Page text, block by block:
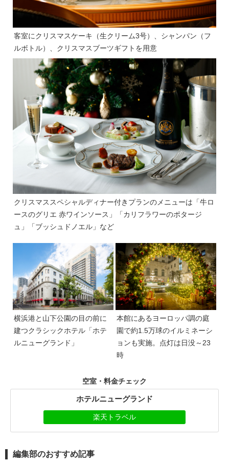
客室にクリスマスケーキ（生クリーム3号）、シャンパン（フ
ルボトル）、クリスマスブーツギフトを用意
クリスマススペシャルディナー付きプランのメニューは「牛ロ
ースのグリエ 赤ワインソース」「カリフラワーのポタージ
ュ」「ブッシュドノエル」など
横浜港と山下公園の目の前に
建つクラシックホテル「ホテ
ルニューグランド」
本館にあるヨーロッパ調の庭
園で約1.5万球のイルミネーシ
ョンも実施。点灯は日没～23
時
空室・料金チェック
ホテルニューグランド
楽天トラベル
編集部のおすすめ記事